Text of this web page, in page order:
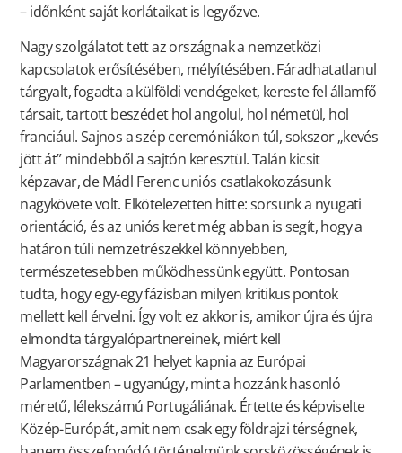
– időnként saját korlátaikat is legyőzve.
Nagy szolgálatot tett az országnak a nemzetközi
kapcsolatok erősítésében, mélyítésében. Fáradhatatlanul
tárgyalt, fogadta a külföldi vendégeket, kereste fel államfő
társait, tartott beszédet hol angolul, hol németül, hol
franciául. Sajnos a szép ceremóniákon túl, sokszor „kevés
jött át” mindebből a sajtón keresztül. Talán kicsit
képzavar, de Mádl Ferenc uniós csatlakokozásunk
nagykövete volt. Elkötelezetten hitte: sorsunk a nyugati
orientáció, és az uniós keret még abban is segít, hogy a
határon túli nemzetrészekkel könnyebben,
természetesebben működhessünk együtt. Pontosan
tudta, hogy egy-egy fázisban milyen kritikus pontok
mellett kell érvelni. Így volt ez akkor is, amikor újra és újra
elmondta tárgyalópartnereinek, miért kell
Magyarországnak 21 helyet kapnia az Európai
Parlamentben – ugyanúgy, mint a hozzánk hasonló
méretű, lélekszámú Portugáliának. Értette és képviselte
Közép-Európát, amit nem csak egy földrajzi térségnek,